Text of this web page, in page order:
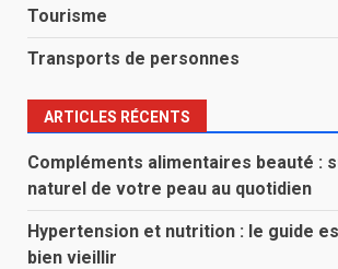
Tourisme
Transports de personnes
ARTICLES RÉCENTS
Compléments alimentaires beauté :
naturel de votre peau au quotidien
Hypertension et nutrition : le guide
bien vieillir